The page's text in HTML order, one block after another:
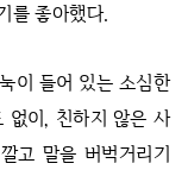
를 좋아했다.
이 들어 있는 소심한
없이, 친하지 않은 사
고 말을 버벅거리기